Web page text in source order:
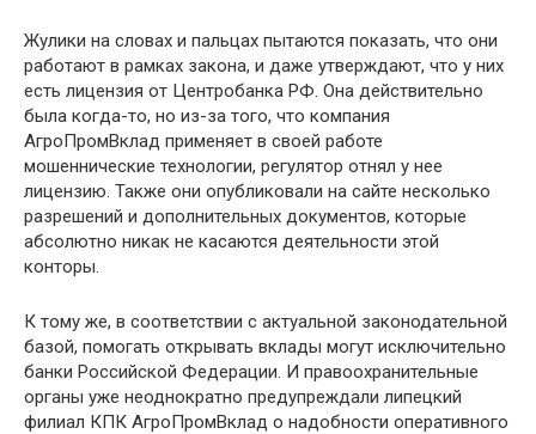
Жулики на словах и пальцах пытаются показать, что они
работают в рамках закона, и даже утверждают, что у них
есть лицензия от Центробанка РФ. Она действительно
была когда-то, но из-за того, что компания
АгроПромВклад применяет в своей работе
мошеннические технологии, регулятор отнял у нее
лицензию. Также они опубликовали на сайте несколько
разрешений и дополнительных документов, которые
абсолютно никак не касаются деятельности этой
конторы.
К тому же, в соответствии с актуальной законодательной
базой, помогать открывать вклады могут исключительно
банки Российской Федерации. И правоохранительные
органы уже неоднократно предупреждали липецкий
филиал КПК АгроПромВклад о надобности оперативного